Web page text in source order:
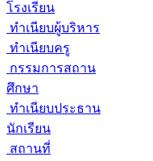
โรงเรียน
ทำเนียบผู้บริหาร
ทำเนียบครู
กรรมการสถาน
ศึกษา
ทำเนียบประธาน
นักเรียน
สถานที่